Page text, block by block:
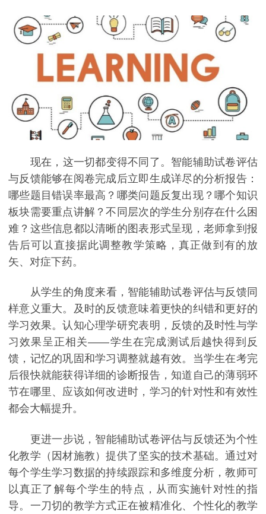
现在，这一切都变得不同了。智能辅助试卷评估
与反馈能够在阅卷完成后立即生成详尽的分析报告：
哪些题目错误率最高？哪类问题反复出现？哪个知识
板块需要重点讲解？不同层次的学生分别存在什么困
难？这些信息都以清晰的图表形式呈现，老师拿到报
告后可以直接据此调整教学策略，真正做到有的放
矢、对症下药。
从学生的角度来看，智能辅助试卷评估与反馈同
样意义重大。及时的反馈意味着更快的纠错和更好的
学习效果。认知心理学研究表明，反馈的及时性与学
习效果呈正相关——学生在完成测试后越快得到反
馈，记忆的巩固和学习调整就越有效。当学生在考完
后很快就能获得详细的诊断报告，知道自己的薄弱环
节在哪里、应该如何改进时，学习的针对性和有效性
都会大幅提升。
更进一步说，智能辅助试卷评估与反馈还为个性
化教学（因材施教）提供了坚实的技术基础。通过对
每个学生学习数据的持续跟踪和多维度分析，教师可
以真正了解每个学生的特点，从而实施针对性的指
导。一刀切的教学方式正在被精准化、个性化的教学